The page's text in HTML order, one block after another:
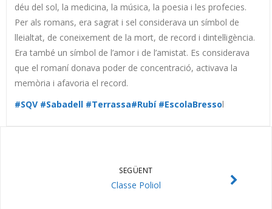
déu del sol, la medicina, la música, la poesia i les profecies.
Per als romans, era sagrat i sel considerava un símbol de
lleialtat, de coneixement de la mort, de record i dintel·ligència.
Era també un símbol de l’amor i de l’amistat. Es considerava
que el romaní donava poder de concentració, activava la
memòria i afavoria el record.
#SQV#Sabadell#Terrassa#Rubí#EscolaBressol
SEGÜENT
Classe Poliol